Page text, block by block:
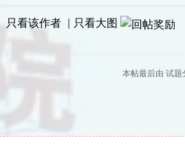
只看该作者 | 只看大图
本帖最后由 试